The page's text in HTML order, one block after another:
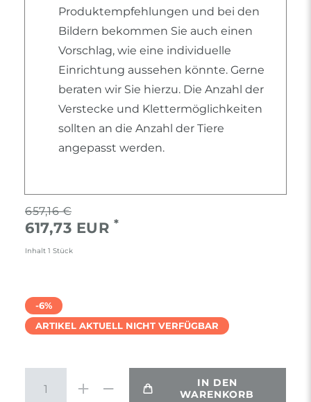
Produktempfehlungen und bei den
Bildern bekommen Sie auch einen
Vorschlag, wie eine individuelle
Einrichtung aussehen könnte. Gerne
beraten wir Sie hierzu. Die Anzahl der
Verstecke und Klettermöglichkeiten
sollten an die Anzahl der Tiere
angepasst werden.
657,16 €
617,73 EUR *
Inhalt 1 Stück
-6%
ARTIKEL AKTUELL NICHT VERFÜGBAR
IN DEN
WARENKORB